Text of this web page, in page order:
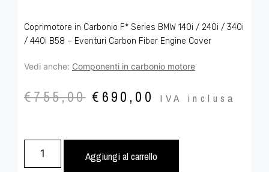
Coprimotore in Carbonio F* Series BMW 140i / 240i / 340i
/ 440i B58 – Eventuri Carbon Fiber Engine Cover
Vedi anche: Componenti in carbonio motore
€755,00 € 690,00 IVA inclusa
Aggiungi al carrello